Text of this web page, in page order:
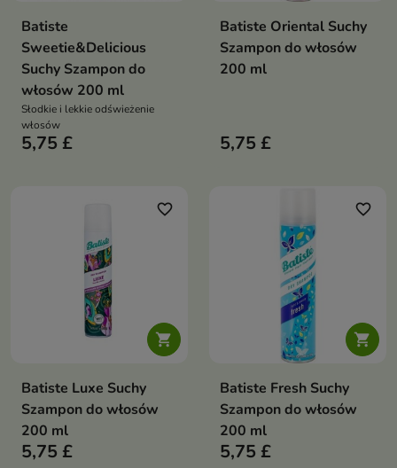
Batiste
Sweetie&Delicious
Suchy Szampon do
włosów 200 ml
Słodkie i lekkie odświeżenie
włosów
5,75 £
Batiste Oriental Suchy
Szampon do włosów
200 ml
5,75 £

favorite_border
Batiste Luxe Suchy
Szampon do włosów
200 ml
5,75 £

favorite_border
Batiste Fresh Suchy
Szampon do włosów
200 ml
5,75 £